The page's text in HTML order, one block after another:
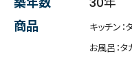
商品
キッチン：
お風呂：